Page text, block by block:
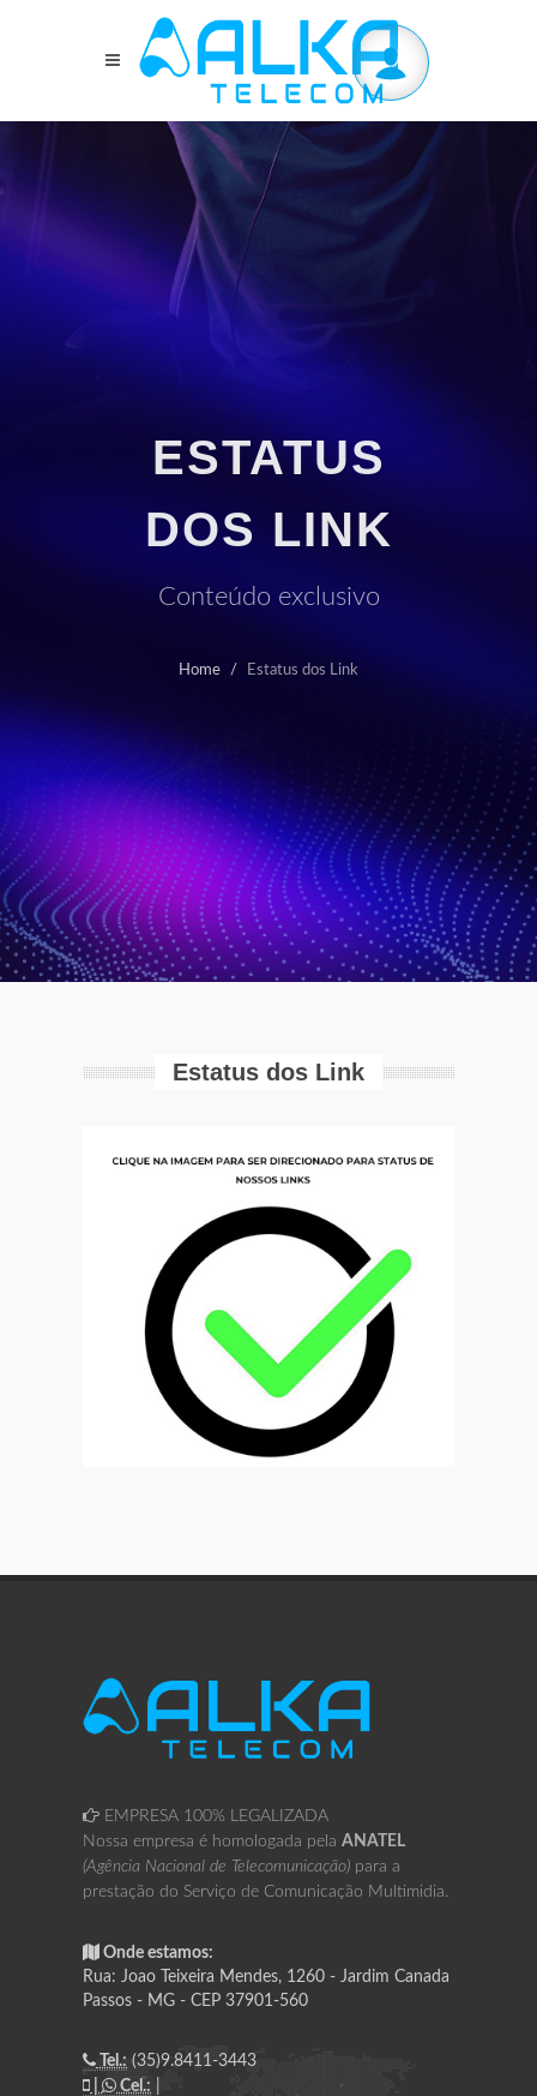
ESTATUS
DOS LINK
Conteúdo exclusivo
Home Estatus dos Link
Estatus dos Link
EMPRESA 100% LEGALIZADA
Nossa empresa é homologada pela ANATEL
(Agência Nacional de Telecomunicação) para a
prestação do Serviço de Comunicação Multimidia.
Onde estamos:
Rua: Joao Teixeira Mendes, 1260 - Jardim Canada
Passos - MG - CEP 37901-560
Tel.: (35)9.8411-3443
Cel.: